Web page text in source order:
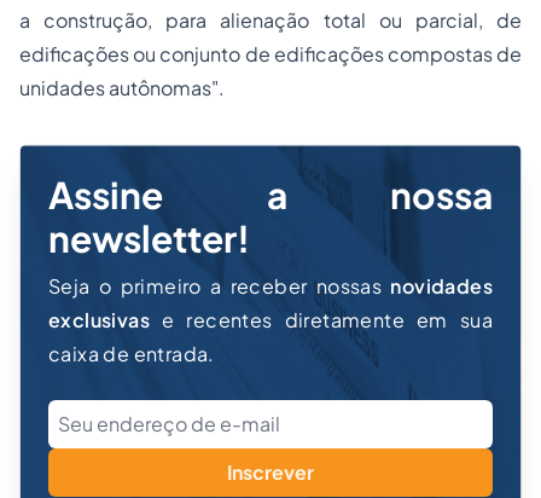
a construção, para alienação total ou parcial, de
edificações ou conjunto de edificações compostas de
unidades autônomas".
Assine a nossa
newsletter!
Seja o primeiro a receber nossas novidades
exclusivas e recentes diretamente em sua
caixa de entrada.
Inscrever